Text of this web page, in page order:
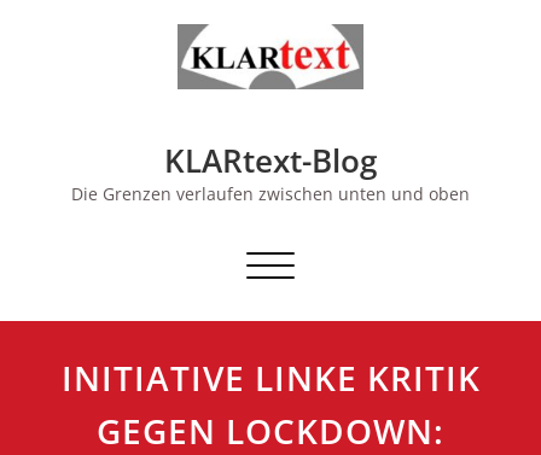
KLARtext-Blog
Die Grenzen verlaufen zwischen unten und oben
Schalte Navigation
INITIATIVE LINKE KRITIK
GEGEN LOCKDOWN: